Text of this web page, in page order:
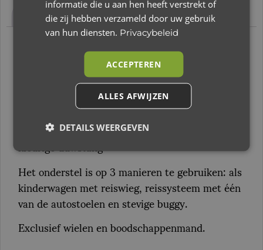
Beoordelingen (0)
Beschrijving
Mutsy Nio Frame Zilver
Dit is een compleet nieuw frame voor de Mutsy
Nio Kinderwagens. Het frame bevat een cognac
kleurige duwstang
Het onderstel is op 3 manieren te gebruiken: als
kinderwagen met reiswieg, reissysteem met één
van de autostoelen en stevige buggy.
Exclusief wielen en boodschappenmand.
informatie die u aan hen heeft verstrekt of
die zij hebben verzameld door uw gebruik
van hun diensten. Privacybeleid
ACCEPTEREN
ALLES AFWIJZEN
DETAILS WEERGEVEN